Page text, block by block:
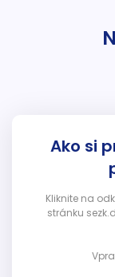
Ako si
Kliknite na
stránku